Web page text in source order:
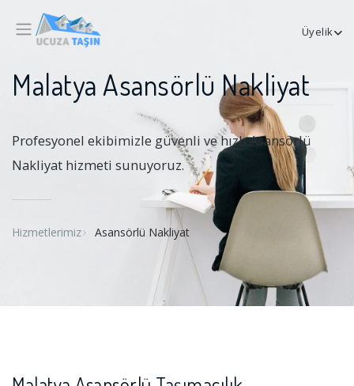
Üyelik
Malatya Asansörlü Nakliyat
Profesyonel ekibimizle güvenli ve hızlı Asansörlü
Nakliyat hizmeti sunuyoruz.
Hizmetlerimiz Asansörlü Nakliyat